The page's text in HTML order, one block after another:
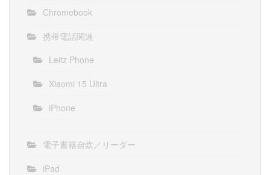
Chromebook
携帯電話関連
Leitz Phone
Xiaomi 15 Ultra
iPhone
電子書籍自炊／リーダー
iPad